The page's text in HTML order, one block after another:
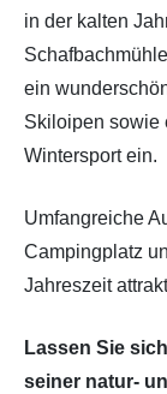
in der kalten
ein
Skiloipen sowie
Wintersport ein.
Umfangreiche
Campingplatz
Jahreszeit
Lassen Sie
seiner natur-